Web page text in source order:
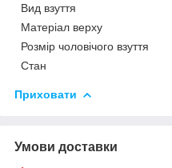
Вид взуття
Матеріал верху
Розмір чоловічого взуття
Стан
Приховати
Умови доставки